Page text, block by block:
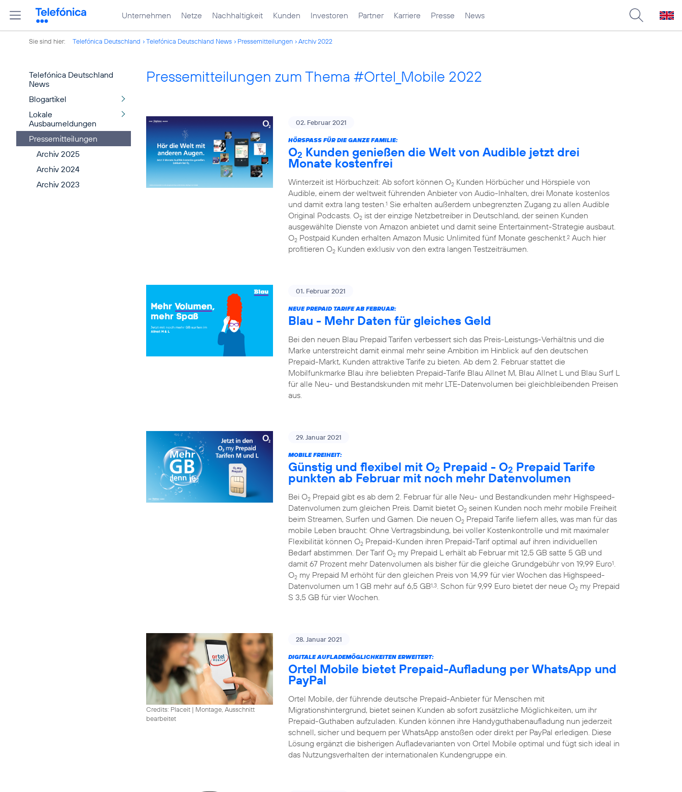
Unternehmen Netze Nachhaltigkeit Kunden Investoren Partner Karriere Presse News
Sie sind hier: Telefónica Deutschland Telefónica Deutschland News Pressemitteilungen Archiv 2022
Telefónica Deutschland
News
Blogartikel
Lokale
Ausbaumeldungen
Pressemitteilungen
Archiv 2025
Archiv 2024
Archiv 2023
Pressemitteilungen zum Thema #Ortel_Mobile 2022
02. Februar 2021
HÖRSPASS FÜR DIE GANZE FAMILIE:
O2 Kunden genießen die Welt von Audible jetzt drei
Monate kostenfrei
Winterzeit ist Hörbuchzeit: Ab sofort können O2 Kunden Hörbücher und Hörspiele von
Audible, einem der weltweit führenden Anbieter von Audio-Inhalten, drei Monate kostenlos
und damit extra lang testen.1 Sie erhalten außerdem unbegrenzten Zugang zu allen Audible
Original Podcasts. O2 ist der einzige Netzbetreiber in Deutschland, der seinen Kunden
ausgewählte Dienste von Amazon anbietet und damit seine Entertainment-Strategie ausbaut.
O2 Postpaid Kunden erhalten Amazon Music Unlimited fünf Monate geschenkt.2 Auch hier
profitieren O2 Kunden exklusiv von den extra langen Testzeiträumen.
01. Februar 2021
NEUE PREPAID TARIFE AB FEBRUAR:
Blau - Mehr Daten für gleiches Geld
Bei den neuen Blau Prepaid Tarifen verbessert sich das Preis-Leistungs-Verhältnis und die
Marke unterstreicht damit einmal mehr seine Ambition im Hinblick auf den deutschen
Prepaid-Markt, Kunden attraktive Tarife zu bieten. Ab dem 2. Februar stattet die
Mobilfunkmarke Blau ihre beliebten Prepaid-Tarife Blau Allnet M, Blau Allnet L und Blau Surf L
für alle Neu- und Bestandskunden mit mehr LTE-Datenvolumen bei gleichbleibenden Preisen
aus.
29. Januar 2021
MOBILE FREIHEIT:
Günstig und flexibel mit O2 Prepaid - O2 Prepaid Tarife
punkten ab Februar mit noch mehr Datenvolumen
Bei O2 Prepaid gibt es ab dem 2. Februar für alle Neu- und Bestandkunden mehr Highspeed-
Datenvolumen zum gleichen Preis. Damit bietet O2 seinen Kunden noch mehr mobile Freiheit
beim Streamen, Surfen und Gamen. Die neuen O2 Prepaid Tarife liefern alles, was man für das
mobile Leben braucht: Ohne Vertragsbindung, bei voller Kostenkontrolle und mit maximaler
Flexibilität können O2 Prepaid-Kunden ihren Prepaid-Tarif optimal auf ihren individuellen
Bedarf abstimmen. Der Tarif O2 my Prepaid L erhält ab Februar mit 12,5 GB satte 5 GB und
damit 67 Prozent mehr Datenvolumen als bisher für die gleiche Grundgebühr von 19,99 Euro1.
O2 my Prepaid M erhöht für den gleichen Preis von 14,99 für vier Wochen das Highspeed-
Datenvolumen um 1 GB mehr auf 6,5 GB1,3. Schon für 9,99 Euro bietet der neue O2 my Prepaid
S 3,5 GB für vier Wochen.
Credits: Placeit | Montage, Ausschnitt
bearbeitet
28. Januar 2021
DIGITALE AUFLADEMÖGLICHKEITEN ERWEITERT:
Ortel Mobile bietet Prepaid-Aufladung per WhatsApp und
PayPal
Ortel Mobile, der führende deutsche Prepaid-Anbieter für Menschen mit
Migrationshintergrund, bietet seinen Kunden ab sofort zusätzliche Möglichkeiten, um ihr
Prepaid-Guthaben aufzuladen. Kunden können ihre Handyguthabenaufladung nun jederzeit
schnell, sicher und bequem per WhatsApp anstoßen oder direkt per PayPal erledigen. Diese
Lösung ergänzt die bisherigen Aufladevarianten von Ortel Mobile optimal und fügt sich ideal in
das Nutzungsverhalten der internationalen Kundengruppe ein.